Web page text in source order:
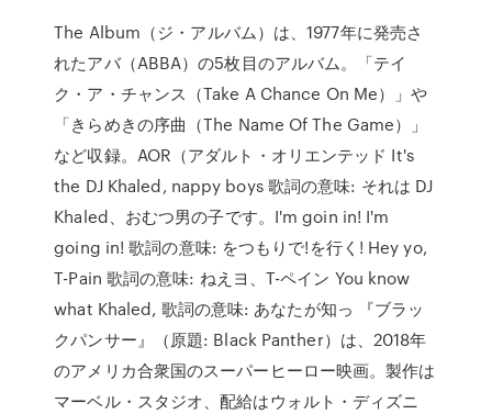
The Album（ジ・アルバム）は、1977年に発売さ
れたアバ（ABBA）の5枚目のアルバム。「テイ
ク・ア・チャンス（Take A Chance On Me）」や
「きらめきの序曲（The Name Of The Game）」
など収録。AOR（アダルト・オリエンテッド It's
the DJ Khaled, nappy boys 歌詞の意味: それは DJ
Khaled、おむつ男の子です。I'm goin in! I'm
going in! 歌詞の意味: をつもりで!を行く! Hey yo,
T-Pain 歌詞の意味: ねえヨ、T-ペイン You know
what Khaled, 歌詞の意味: あなたが知っ 『ブラッ
クパンサー』（原題: Black Panther）は、2018年
のアメリカ合衆国のスーパーヒーロー映画。製作は
マーベル・スタジオ、配給はウォルト・ディズニ